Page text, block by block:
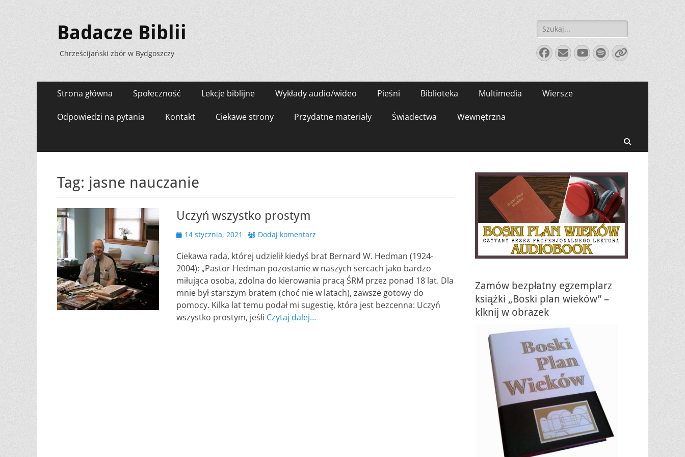
Badacze Biblii
Chrześcijański zbór w Bydgoszczy
Szukaj:
Facebook
E-
mail
YouTube
Spotify
Link
Menu
zawartości
Strona główna Społeczność Lekcje biblijne Wykłady audio/wideo Pieśni Biblioteka Multimedia Wiersze
Odpowiedzi na pytania Kontakt Ciekawe strony Przydatne materiały Świadectwa Wewnętrzna
Tag: jasne nauczanie
Uczyń wszystko prostym
Opublikowano
14 stycznia, 2021 Dodaj komentarz
Ciekawa rada, której udzielił kiedyś brat Bernard W. Hedman (1924-
2004): „Pastor Hedman pozostanie w naszych sercach jako bardzo
miłująca osoba, zdolna do kierowania pracą ŚRM przez ponad 18 lat. Dla
mnie był starszym bratem (choć nie w latach), zawsze gotowy do
pomocy. Kilka lat temu podał mi sugestię, która jest bezcenna: Uczyń
wszystko prostym, jeśli Czytaj dalej…
Zamów bezpłatny egzemplarz
książki „Boski plan wieków” –
klknij w obrazek